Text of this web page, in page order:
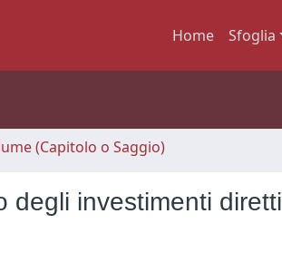
Home Sfoglia
(Capitolo o Saggio)
degli investimenti diretti